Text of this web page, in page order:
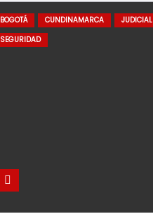
BOGOTÁ CUNDINAMARCA
JUDICIAL
SEGURIDAD